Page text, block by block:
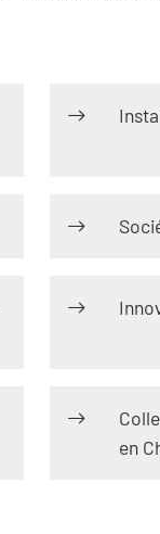
en